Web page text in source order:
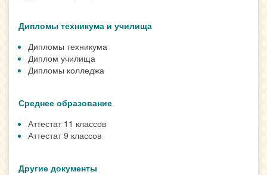
Дипломы техникума и училища
Дипломы техникума
Диплом училища
Дипломы колледжа
Среднее образование
Аттестат 11 классов
Аттестат 9 классов
Другие документы